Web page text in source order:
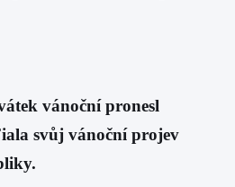
vánoční pronesl
svůj vánoční projev